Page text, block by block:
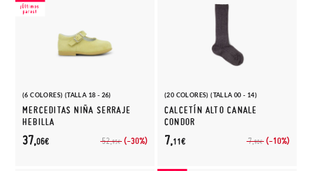
(6 COLORES) (TALLA 18 - 26)
MERCEDITAS NIÑA SERRAJE
HEBILLA
52,95€ (-30%)
37,06€
(20 COLORES) (TALLA 00 - 14)
CALCETÍN ALTO CANALE
CONDOR
7,90€ (-10%)
7,11€